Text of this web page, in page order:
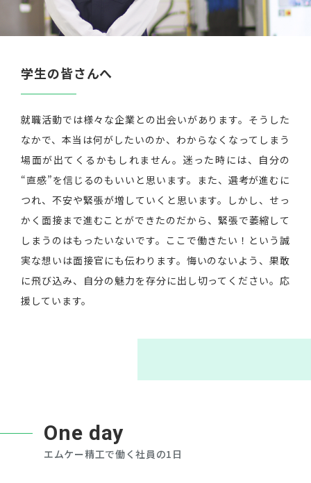
学生の皆さんへ
就職活動では様々な企業との出会いがあります。そうした
なかで、本当は何がしたいのか、わからなくなってしまう
場面が出てくるかもしれません。迷った時には、自分の
“直感”を信じるのもいいと思います。また、選考が進むに
つれ、不安や緊張が増していくと思います。しかし、せっ
かく面接まで進むことができたのだから、緊張で萎縮して
しまうのはもったいないです。ここで働きたい！という誠
実な想いは面接官にも伝わります。悔いのないよう、果敢
に飛び込み、自分の魅力を存分に出し切ってください。応
援しています。
One day
エムケー精工で働く社員の1日